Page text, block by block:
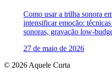
Como usar a trilha sonora
intensificar emoção:
sonoras, gravação low-
27 de maio de 2026
© 2026 Aquele Curta